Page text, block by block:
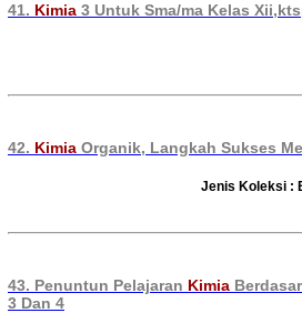
41. Kimia 3 Untuk Sma/ma Kelas
42. Kimia Organik, Langkah Sukses
Jenis Koleksi :
43. Penuntun Pelajaran Kimia
3 Dan 4